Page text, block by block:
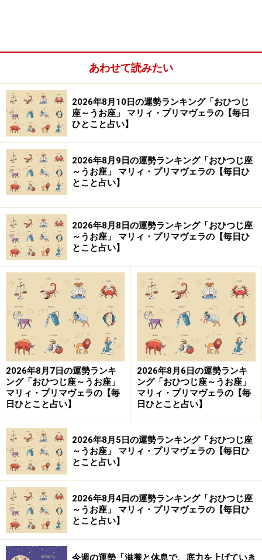
おとめ座／乙女座（8月23日～9月22日生まれ）
てんびん座／天秤座（9月23日～10月23日生まれ）
さそり座／蠍座（10月24日～11月22日生まれ）
いて座／射手座（11月23日～12月21日生まれ）
やぎ座／山羊座（12月22日～1月19日生まれ）
みずがめ座／水瓶座（1月20日～2月18日生まれ）
うお座／魚座（2月19日～3月20日生まれ）
おひつじ座／牡羊座（3月21日～4月19日生
まれ）
フットワーク軽く、
世のため人のために動く。
細かいところまで気が回り、人助けがスムーズにできそ
う。
いつもなら、出しゃばり過ぎかも、余計かもと引くシー
ンでも、一声かけて手を貸すとよいご縁が動き出すでし
ょう。乗り物の中で席を譲る、困っている人に手を貸す
など、さりげない親切も心掛けて。誰かの役に立てるこ
とがうれしいし、相手からも感謝が戻って、幸せな時間
を過ごせることに。
仕事は、やり直しがあるかも。でも、手をかけた分だ
け、よい結果になっていくもの。快く注文を受けましょ
う。
あわせて読みたい
2026年8月10日の運勢ランキング「おひつじ
座～うお座」 マリィ・プリマヴェラの【毎日
ひとこと占い】
2026年8月9日の運勢ランキング「おひつじ座
～うお座」 マリィ・プリマヴェラの【毎日ひ
とこと占い】
2026年8月8日の運勢ランキング「おひつじ座
～うお座」 マリィ・プリマヴェラの【毎日ひ
とこと占い】
2026年8月7日の運勢ランキ
ング「おひつじ座～うお座」
マリィ・プリマヴェラの【毎
日ひとこと占い】
2026年8月6日の運勢ランキ
ング「おひつじ座～うお座」
マリィ・プリマヴェラの【毎
日ひとこと占い】
2026年8月5日の運勢ランキング「おひつじ座
～うお座」 マリィ・プリマヴェラの【毎日ひ
とこと占い】
2026年8月4日の運勢ランキング「おひつじ座
～うお座」 マリィ・プリマヴェラの【毎日ひ
とこと占い】
今週の運勢「滋養と休息で、底力を上げていき